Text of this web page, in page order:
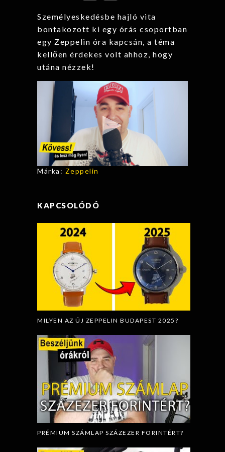
Személyeskedésbe hajló vita
bontakozott ki egy órás csoportban
egy Zeppelin óra kapcsán, a téma
kellően érdekes volt ahhoz, hogy
utána nézzek!
Márka: Zeppelin
KAPCSOLÓDÓ
MILYEN AZ ÚJ ZEPPELIN BUDAPEST 2025?
PRÉMIUM SZÁMLAP SZÁZEZER FORINTÉRT?